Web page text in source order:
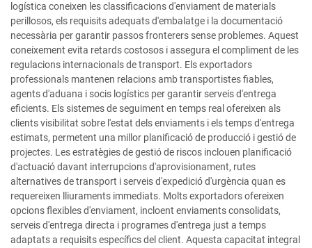
logística coneixen les classificacions d'enviament de materials
perillosos, els requisits adequats d'embalatge i la documentació
necessària per garantir passos fronterers sense problemes. Aquest
coneixement evita retards costosos i assegura el compliment de les
regulacions internacionals de transport. Els exportadors
professionals mantenen relacions amb transportistes fiables,
agents d'aduana i socis logístics per garantir serveis d'entrega
eficients. Els sistemes de seguiment en temps real ofereixen als
clients visibilitat sobre l'estat dels enviaments i els temps d'entrega
estimats, permetent una millor planificació de producció i gestió de
projectes. Les estratègies de gestió de riscos inclouen planificació
d'actuació davant interrupcions d'aprovisionament, rutes
alternatives de transport i serveis d'expedició d'urgència quan es
requereixen lliuraments immediats. Molts exportadors ofereixen
opcions flexibles d'enviament, incloent enviaments consolidats,
serveis d'entrega directa i programes d'entrega just a temps
adaptats a requisits específics del client. Aquesta capacitat integral